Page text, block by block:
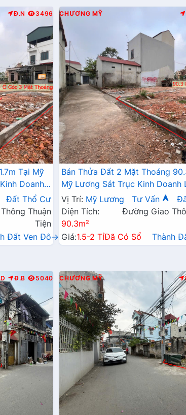
Đ.N 3496
Tại Mỹ
Doanh -
Mỹ
Đất Thổ Cư
Thuận
Tiện
Đất Ven Đô→
CHƯƠNG MỸ
Bán Thửa Đất 2 Mặt Thoáng
Mỹ Lương Sát Trục Kinh Doanh
Giá Chỉ Hơn Tỷ
Vị Trí: Mỹ Lương Tư Vấn
Diện Tích:
90.3m²
Đường Giao
Giá:1.5-2 TỉĐã Có Sổ Thành
Đ.B 5040 CHƯƠNG MỸ